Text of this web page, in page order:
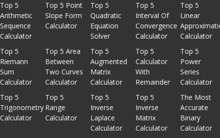
Top 5
Arithmetic
Sequence
Calculator
Top 5 Point
Slope Form
Calculator
Top 5
Quadratic
Equation
Solver
Top 5
Interval Of
Convergence
Calculator
Top 5
Linear
Calculator
Top 5
Riemann
Sum
Calculator
Top 5 Area
Between
Two Curves
Calculator
Top 5
Augmented
Matrix
Calculator
Top 5
Calculator
With
Remainder
Top 5
Power
Series
Calculator
Top 5
Trigonometry
Calculator
Top 5
Range
Calculator
Top 5
Inverse
Laplace
Calculator
Top 5
Inverse
Matrix
Calculator
The Most
Accurate
Binary
Calculator